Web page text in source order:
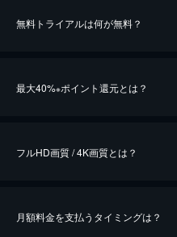
無料トライアルは何が無料？
最大40%※ポイント還元とは？
※40％ポイント還元の対象は、クレジット
フルHD画質 / 4K画質とは？
月額料金を支払うタイミングは？